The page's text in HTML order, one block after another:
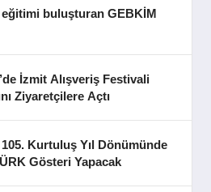
eğitimi buluşturan GEBKİM
İzmit Alışveriş Festivali
Ziyaretçilere Açtı
105. Kurtuluş Yıl Dönümünde
Gösteri Yapacak